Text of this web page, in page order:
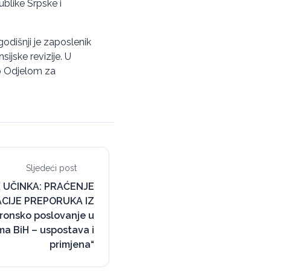
Srpske i
je zaposlenik
revizije. U
Odjelom za
Sljedeći post
PRAĆENJE
PREPORUKA IZ
poslovanje u
BiH – uspostava i
primjena“